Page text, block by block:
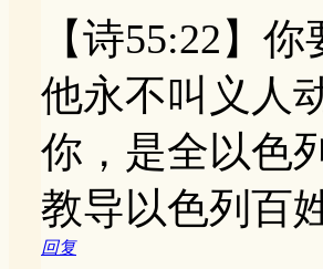
【诗55:22】
他永不叫义人
你，是全以色
教导以色列百
回复